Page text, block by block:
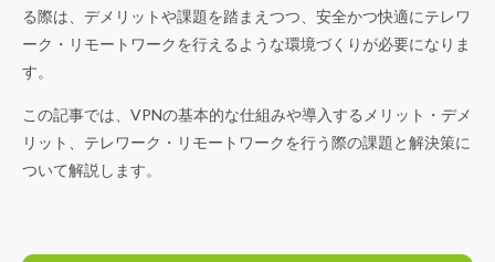
る際は、デメリットや課題を踏まえつつ、安全かつ快適にテレワ
ーク・リモートワークを行えるような環境づくりが必要になりま
す。
この記事では、VPNの基本的な仕組みや導入するメリット・デメ
リット、テレワーク・リモートワークを行う際の課題と解決策に
ついて解説します。